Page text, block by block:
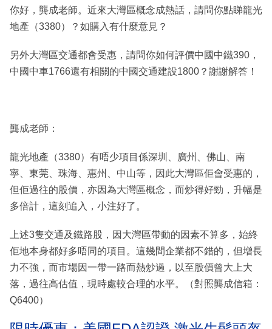
你好，龔成老師。近來大灣區概念成熱話，請問你點睇龍光
地產（3380）？如購入有什麼意見？
另外大灣區交通都會受惠，請問你如何評價中國中鐵390，
中國中車1766還有相關的中國交通建設1800？謝謝解答！
龔成老師：
龍光地產（3380）有唔少項目係深圳、廣州、佛山、南
寧、東莞、珠海、惠州、中山等，因此大灣區佢會受惠的，
但佢過往的股價，亦因為大灣區概念，而炒得好勁，升幅是
多倍計，這刻追入，小注好了。
上述3隻交通及鐵路股，因大灣區帶動的因素不算多，始終
佢地本身都好多唔同的項目。這幾間企業都不錯的，但增長
力不強，而市場因一帶一路而熱炒過，以至股價曾大上大
落，過往高估值，現時處較合理的水平。（對照龔成信箱：
Q6400）